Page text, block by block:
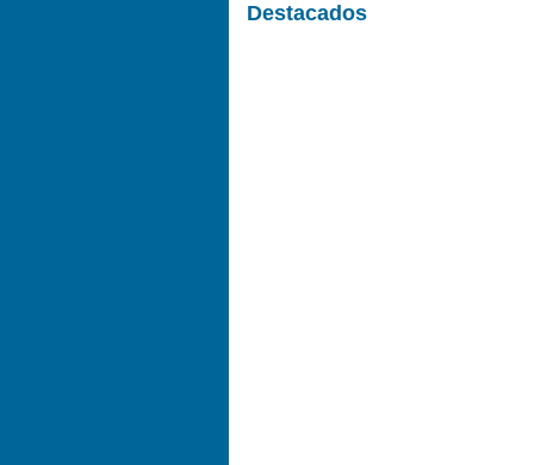
Destacados